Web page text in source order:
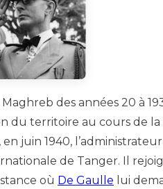
des années 20 à
du territoire au cours de la
juin 1940, l’administrateur
de Tanger. Il
où De Gaulle lui